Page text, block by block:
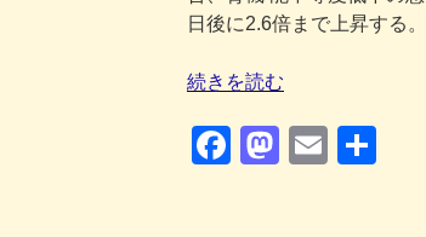
日後に2.6倍まで上昇する。
“レ
フ
ロ
続きを読む
F
M
E